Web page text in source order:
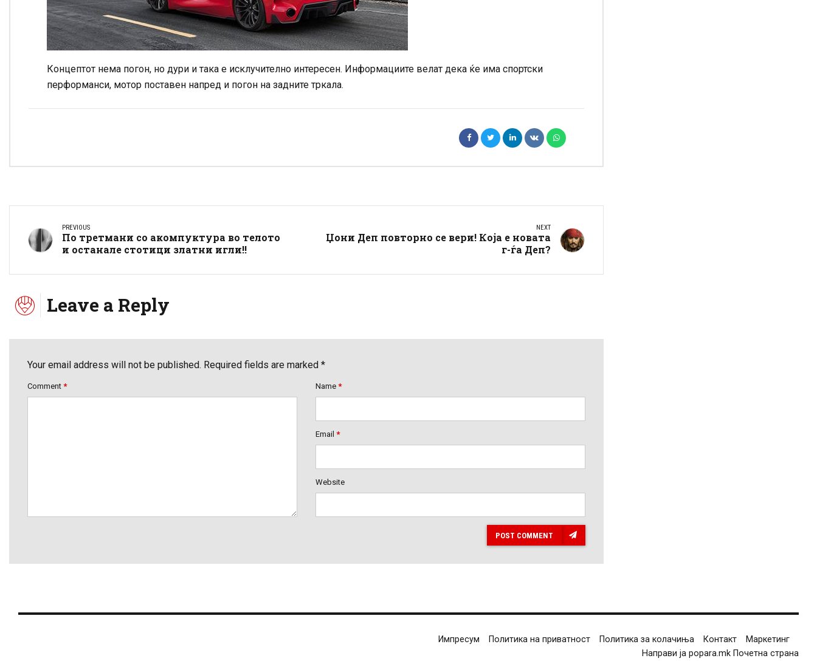
Концептот нема погон, но дури и така е исклучително интересен. Информациите велат дека ќе има спортски
перформанси, мотор поставен напред и погон на задните тркала.
PREVIOUS
По третмани со акомпуктура во телото
и останале стотици златни игли!!
NEXT
Џони Деп повторно се вери! Која е новата
г-ѓа Деп?
Leave a Reply
Your email address will not be published. Required fields are marked *
Comment * Name *
Email *
Website
POST COMMENT
Импресум Политика на приватност Политика за колачиња Контакт
Маркетинг
Направи ја popara.mk Почетна страна